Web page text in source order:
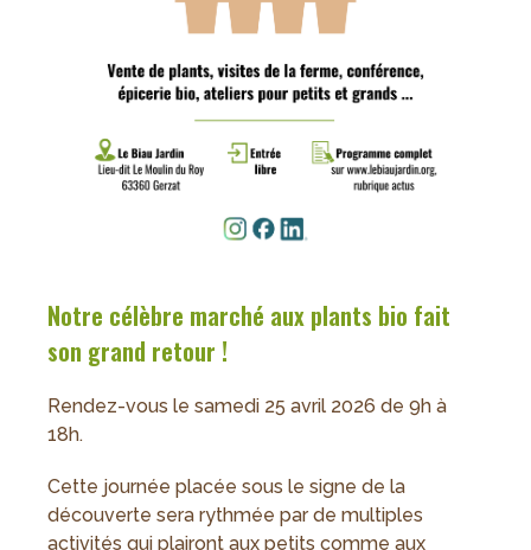
Notre célèbre marché aux plants bio fait
son grand retour !
Rendez-vous le samedi 25 avril 2026 de 9h à
18h.
Cette journée placée sous le signe de la
découverte sera rythmée par de multiples
activités qui plairont aux petits comme aux